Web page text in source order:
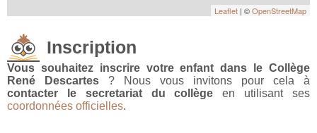
Leaflet | ©OpenStreetMap
Inscription
Vous souhaitez inscrire votre enfant dans le Collège
René Descartes ? Nous vous invitons pour cela à
contacter le secretariat du collège en utilisant ses
coordonnées officielles.